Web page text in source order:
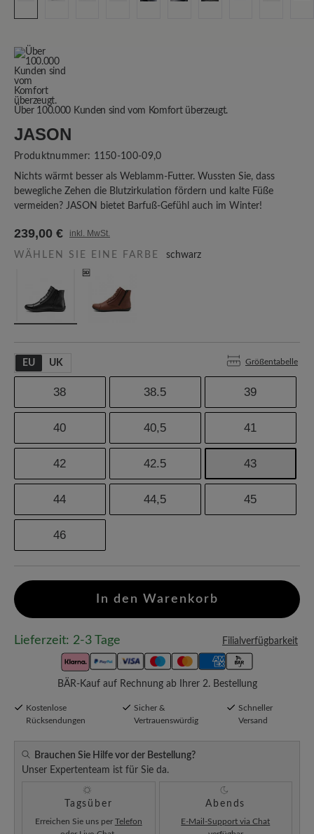
Über 100.000 Kunden sind vom Komfort überzeugt.
JASON
Produktnummer: 1150-100-09,0
Nichts wärmt besser als Weblamm-Futter. Wussten Sie, dass
bewegliche Zehen die Blutzirkulation fördern und kalte Füße
vermeiden? JASON bietet Barfuß-Gefühl auch im Winter!
239,00 € inkl. MwSt.
WÄHLEN SIE EINE FARBE schwarz
EU UK Größentabelle
38 38.5 39
40 40,5 41
42 42.5 43
44 44,5 45
46
In den Warenkorb
Lieferzeit: 2-3 Tage Filialverfügbarkeit
BÄR-Kauf auf Rechnung ab Ihrer 2. Bestellung
Kostenlose
Rücksendungen
Sicher &
Vertrauenswürdig
Schneller
Versand
Brauchen Sie Hilfe vor der Bestellung?
Unser Expertenteam ist für Sie da.
Tagsüber
Erreichen Sie uns per Telefon
Abends
E-Mail-Support via Chat